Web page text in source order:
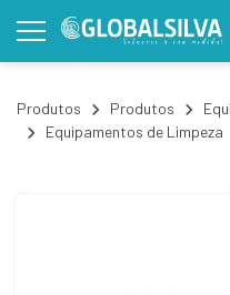
Produtos Produtos
Equipamentos de Limpeza